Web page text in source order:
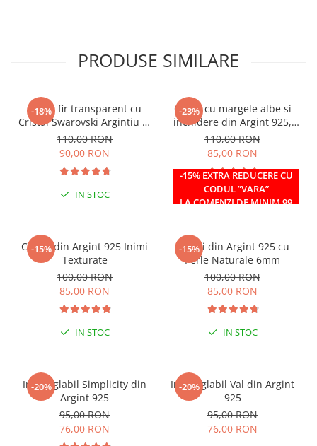
PRODUSE SIMILARE
-18%
Colier fir transparent cu
Cristal Swarovski Argintiu in
Caseta din Argint 925
110,00 RON
90,00 RON
IN STOC
-23%
-15% EXTRA REDUCERE CU
CODUL ”VARA”
LA COMENZI DE MINIM 99
Colier cu margele albe si
inchidere din Argint 925,
reglabil 38-41 cm
110,00 RON
85,00 RON
IN STOC
-15%
Cercei din Argint 925 Inimi
Texturate
100,00 RON
85,00 RON
IN STOC
-15%
Cercei din Argint 925 cu
Perle Naturale 6mm
100,00 RON
85,00 RON
IN STOC
-20%
Inel reglabil Simplicity din
Argint 925
95,00 RON
76,00 RON
-20%
Inel reglabil Val din Argint
925
95,00 RON
76,00 RON